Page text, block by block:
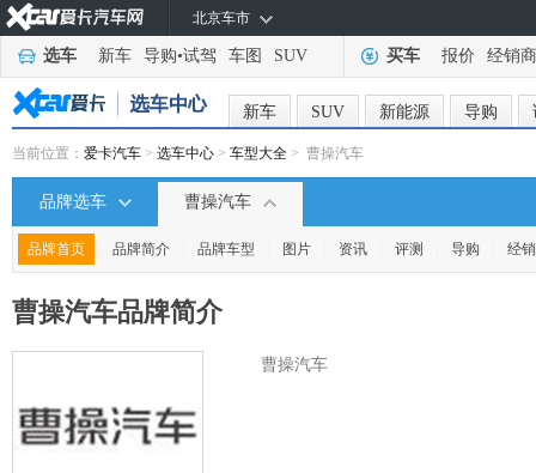
北京车市
选车 新车 导购•试驾 车图 SUV 买车 报价 经销商
新车 SUV 新能源 导购
当前位置： 爱卡汽车 > 选车中心 > 车型大全 > 曹操汽车
品牌选车 曹操汽车
品牌首页 品牌简介 品牌车型 图片 资讯 评测 导购 经
曹操汽车品牌简介
曹操汽车